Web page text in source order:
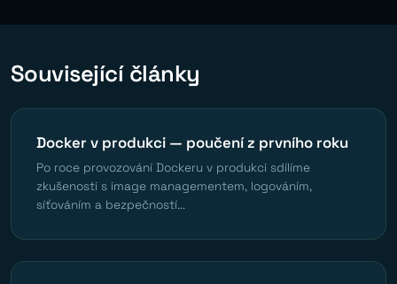
Související články
Docker v produkci — poučení z prvního roku
Po roce provozování Dockeru v produkci sdílíme
zkušenosti s image managementem, logováním,
síťováním a bezpečností...